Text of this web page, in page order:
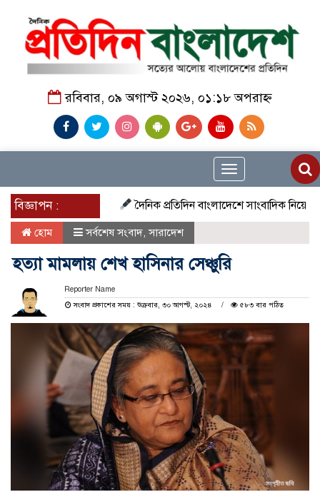
রবিবার, ০৯ অগাস্ট ২০২৬, ০১:১৮ অপরাহ্ন
Toggle
navigation
বিজ্ঞাপন :
দৈনিক প্রতিদিন বাংলাদেশে সাংবাদিক নিয়োগ
হোম সর্বশেষ সংবাদ,সারাদেশ
হত্যা মামলায় শেখ হাসিনার সেঞ্চুরি
Reporter Name
সংবাদ প্রকাশের সময় : শুক্রবার, ৩০ আগস্ট, ২০২৪
৫৮৩ বার পঠিত